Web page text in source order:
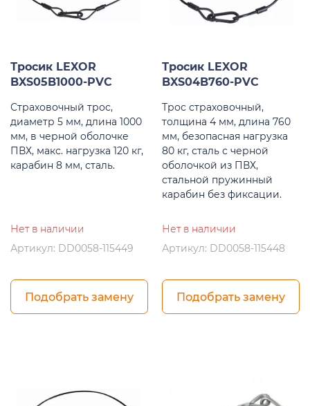
Тросик LEXOR
BXS05B1000-PVC
Страховочный трос,
диаметр 5 мм, длина 1000
мм, в черной оболочке
ПВХ, макс. нагрузка 120 кг,
карабин 8 мм, сталь.
Нет в наличии
Артикул: DD0058-115449
Подобрать замену
Тросик LEXOR
BXS04B760-PVC
Трос страховочный,
толщина 4 мм, длина 760
мм, безопасная нагрузка
80 кг, сталь с черной
оболочкой из ПВХ,
стальной пружинный
карабин без фиксации.
Нет в наличии
Артикул: DD0058-115448
Подобрать замену